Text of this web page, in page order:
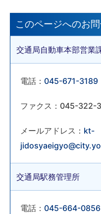
このページへのお
交通局自動車本部営業
電話： 045-671-3189
ファクス：045-322-
メールアドレス： kt-
交通局駅務管理所
電話： 045-664-0856